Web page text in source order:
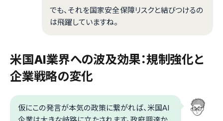
でも、それを国家安全保障リスクと結びつけるの
は飛躍していますね。
米国AI業界への波及効果：規制強化と
企業戦略の変化
仮にこの発言が本気の政策に繋がれば、米国AI